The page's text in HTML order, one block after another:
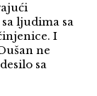
ljudima sa
I
ne
sa